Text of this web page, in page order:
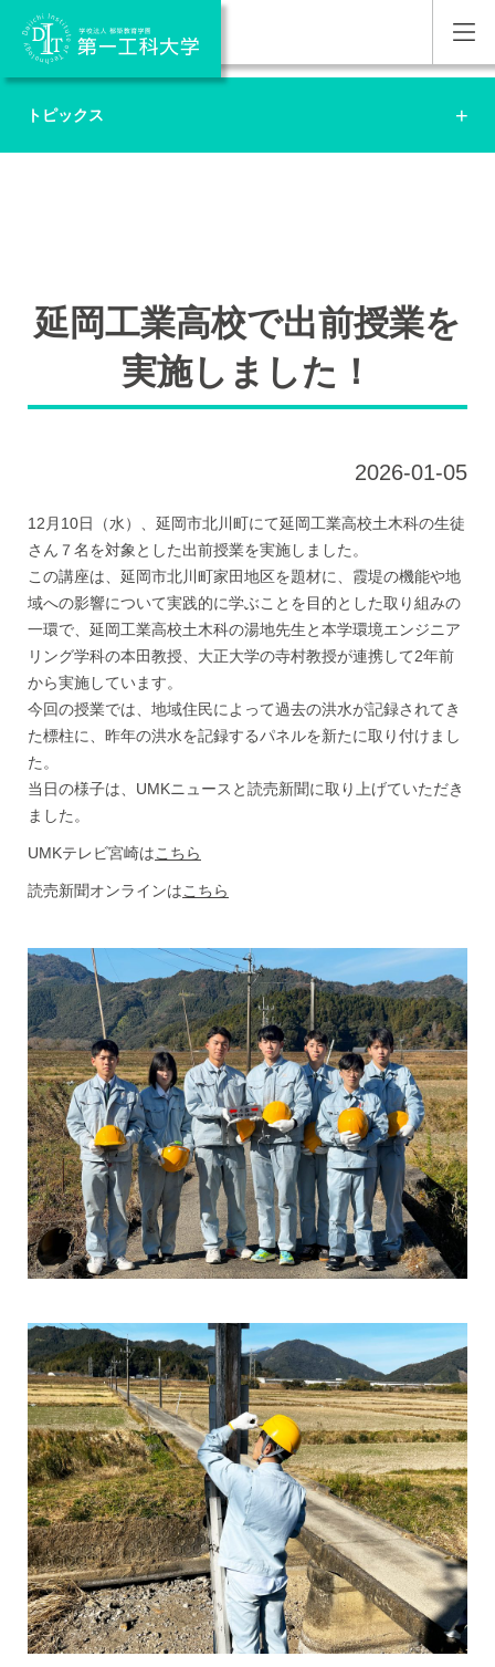
トピックス
延岡工業高校で出前授業を
実施しました！
2026-01-05
12月10日（水）、延岡市北川町にて延岡工業高校土木科の生徒
さん７名を対象とした出前授業を実施しました。
この講座は、延岡市北川町家田地区を題材に、霞堤の機能や地
域への影響について実践的に学ぶことを目的とした取り組みの
一環で、延岡工業高校土木科の湯地先生と本学環境エンジニア
リング学科の本田教授、大正大学の寺村教授が連携して2年前
から実施しています。
今回の授業では、地域住民によって過去の洪水が記録されてき
た標柱に、昨年の洪水を記録するパネルを新たに取り付けまし
た。
当日の様子は、UMKニュースと読売新聞に取り上げていただき
ました。
UMKテレビ宮崎はこちら
読売新聞オンラインはこちら